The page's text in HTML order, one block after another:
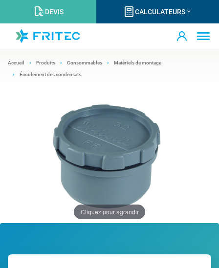
DEVIS CALCULATEURS
Accueil Produits Consommables Matériels de montage
Écoulement des condensats
Cliquez pour agrandir